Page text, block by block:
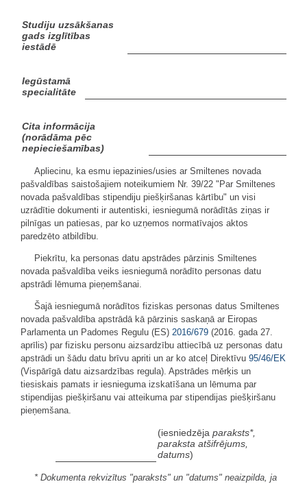
Studiju uzsākšanas
gads izglītības
iestādē
Iegūstamā
specialitāte
Cita informācija
(norādāma pēc
nepieciešamības)
Apliecinu, ka esmu iepazinies/usies ar Smiltenes novada
pašvaldības saistošajiem noteikumiem Nr. 39/22 "Par Smiltenes
novada pašvaldības stipendiju piešķiršanas kārtību" un visi
uzrādītie dokumenti ir autentiski, iesniegumā norādītās ziņas ir
pilnīgas un patiesas, par ko uzņemos normatīvajos aktos
paredzēto atbildību.
Piekrītu, ka personas datu apstrādes pārzinis Smiltenes
novada pašvaldība veiks iesniegumā norādīto personas datu
apstrādi lēmuma pieņemšanai.
Šajā iesniegumā norādītos fiziskas personas datus Smiltenes
novada pašvaldība apstrādā kā pārzinis saskaņā ar Eiropas
Parlamenta un Padomes Regulu (ES) 2016/679 (2016. gada 27.
aprīlis) par fizisku personu aizsardzību attiecībā uz personas datu
apstrādi un šādu datu brīvu apriti un ar ko atceļ Direktīvu 95/46/EK
(Vispārīgā datu aizsardzības regula). Apstrādes mērķis un
tiesiskais pamats ir iesnieguma izskatīšana un lēmuma par
stipendijas piešķiršanu vai atteikuma par stipendijas piešķiršanu
pieņemšana.
(iesniedzēja paraksts*,
paraksta atšifrējums,
datums)
* Dokumenta rekvizītus "paraksts" un "datums" neaizpilda, ja